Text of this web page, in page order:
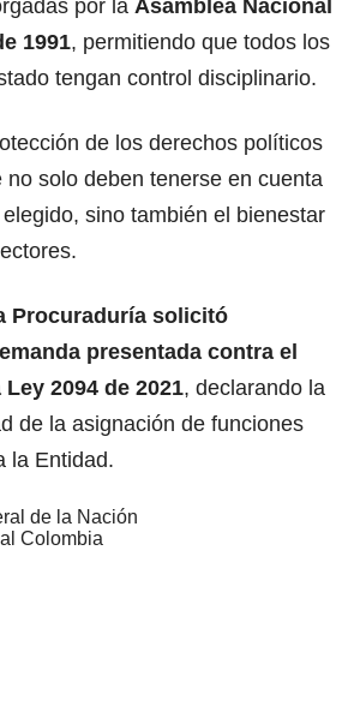
por la Asamblea Nacional
1991, permitiendo que todos los
tengan control disciplinario.
de los derechos políticos
no solo deben tenerse en cuenta
sino también el bienestar
Procuraduría solicitó
presentada contra el
2094 de 2021, declarando la
de la asignación de funciones
la Entidad.
de la Nación
Colombia